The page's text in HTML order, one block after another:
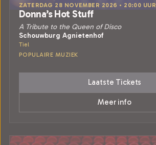
ZATERDAG 28 NOVEMBER 2026 • 20:00 UUR
Donna’s Hot Stuff
A Tribute to the Queen of Disco
Schouwburg Agnietenhof
Tiel
POPULAIRE MUZIEK
Laatste Tickets
Meer info